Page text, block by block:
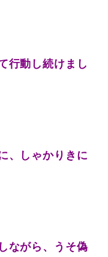
行動し続けまし
、しゃかりきに
ながら、うそ偽